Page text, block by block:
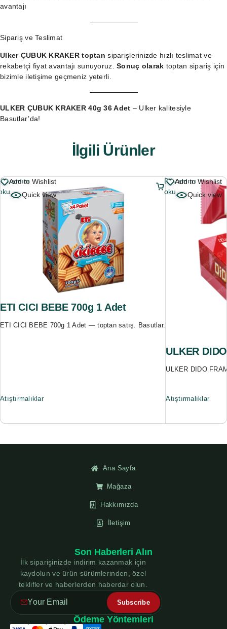
avantajı
Sipariş ve Teslimat
Ulker ÇUBUK KRAKER toptan siparişlerinizde hızlı teslimat ve
rekabetçi fiyat avantajı sunuyoruz.Sonuç olarak toptan sipariş için
bizimle iletişime geçmeniz yeterli.
ULKER ÇUBUK KRAKER 40g 36 Adet – Ulker kalitesiyle
Basutlar’da!
İlgili Ürünler
Add to Wishlist
Quick view
ETI CICI BEBE 700g 1 Adet
ETI CICI BEBE 700g 1 Adet — toptan satış. Basutlar.
Atıştırmalıklar
Add to Wishlist
Quick view
ULKER
ULKER DIDO
Atıştırmalıklar
Devamını
oku
Ana Sayfa
Mağaza
Hakkımızda
İletişim
Son Haberleri Alın
İlk siparişinizde indirim kazanmak için
kaydolun ve ürün sürümlerinden, özel
teklifler ve haberlerden haberdar olun.
Ödeme Yöntemleri